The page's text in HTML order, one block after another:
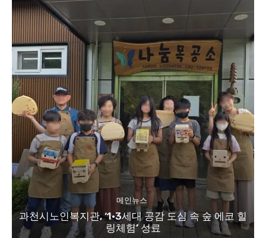
메인뉴스
과천시노인복지관, ‘1·3세대 공감 도심 속 숲 에코 힐
링체험’ 성료